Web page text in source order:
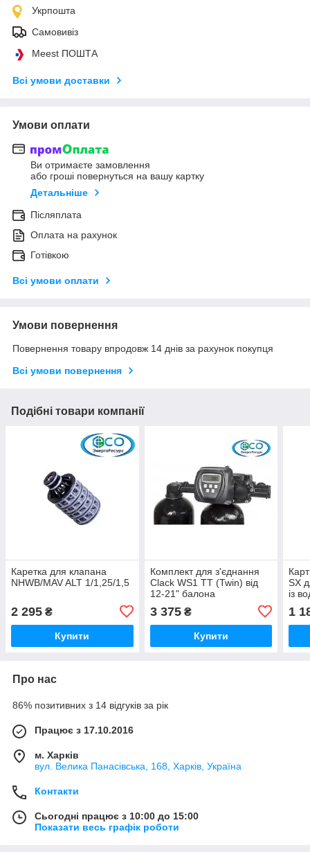
Укрпошта
Самовивіз
Meest ПОШТА
Всі умови доставки
Умови оплати
Ви отримаєте замовлення
або гроші повернуться на вашу картку
Детальніше
Післяплата
Оплата на рахунок
Готівкою
Всі умови оплати
Умови повернення
Повернення товару впродовж 14 днів за рахунок покупця
Всі умови повернення
Подібні товари компанії
Каретка для клапана
NHWB/MAV ALT 1/1,25/1,5
2 295 ₴
Купити
Комплект для з'єднання
Clack WS1 TT (Twin) від
12-21" балона
3 375₴
Купити
SX
із
1
Про нас
86% позитивних з 14 відгуків за рік
Працює з 17.10.2016
м. Харків
вул. Велика Панасівська, 168, Харків, Україна
Контакти
Сьогодні працює з 10:00 до 15:00
Показати весь графік роботи